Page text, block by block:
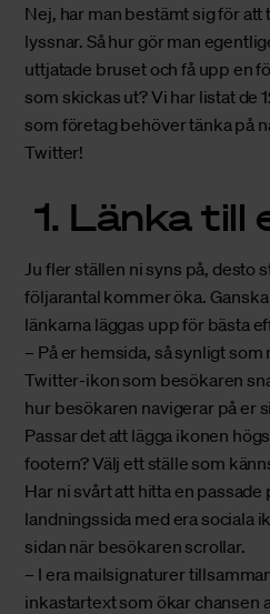
Nej, har man bestämt sig för att
lyssnar. Så hur gör man
uttjatade bruset och få upp en
som skickas ut? Vi har listat de
som företag behöver tänka på
Twitter!
1. Länka till
Ju fler ställen ni syns på, desto
följarantal kommer öka.
länkarna läggas upp för bästa
– På er hemsida, så synligt
Twitter-ikon som besökaren
hur besökaren navigerar på er
Passar det att lägga ikonen
footern? Välj ett ställe som
Har ni svårt att hitta en
landningssida med era sociala
sidan när besökaren scrollar.
– I era mailsignaturer
inkastartext som ökar chansen